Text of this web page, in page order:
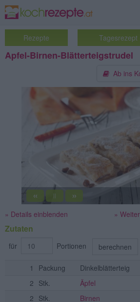
Rezepte Tagesrezept
Apfel-Birnen-Blätterteigstrudel
Ab ins
« || »
» Details einblenden »
Zutaten
für Portionen berechnen
1 Packung
Dinkelblätterteig
2 Stk.
Äpfel
2 Stk.
Birnen